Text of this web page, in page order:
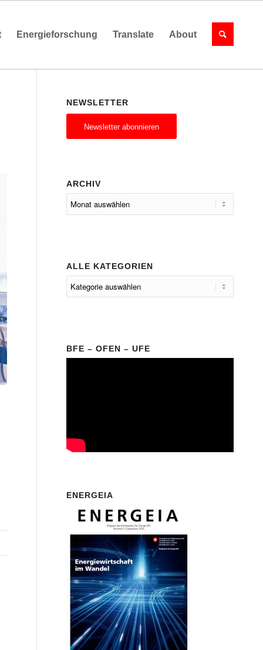
Energieforschung Translate About
NEWSLETTER
Newsletter abonnieren
ARCHIV
ALLE KATEGORIEN
BFE – OFEN – UFE
ENERGEIA